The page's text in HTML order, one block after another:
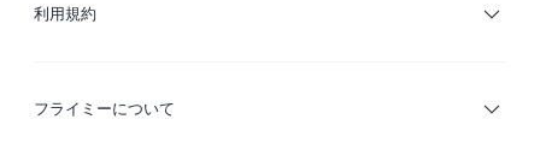
利用規約
利用規約
フライミーについて